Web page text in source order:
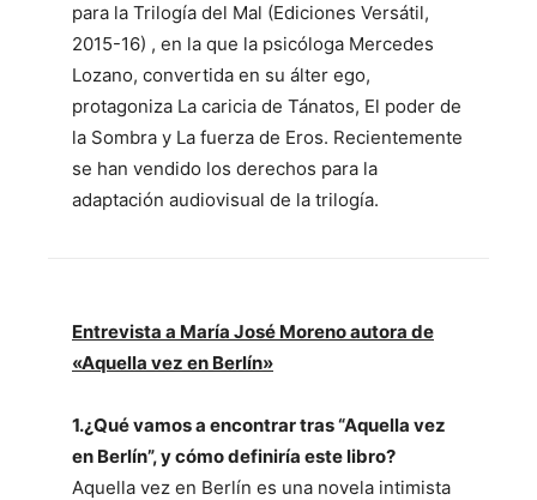
para la Trilogía del Mal (Ediciones Versátil,
2015-16) , en la que la psicóloga Mercedes
Lozano, convertida en su álter ego,
protagoniza La caricia de Tánatos, El poder de
la Sombra y La fuerza de Eros. Recientemente
se han vendido los derechos para la
adaptación audiovisual de la trilogía.
Entrevista a María José Moreno autora de
«Aquella vez en Berlín»
1.¿Qué vamos a encontrar tras “Aquella vez
en Berlín”, y cómo definiría este libro?
Aquella vez en Berlín es una novela intimista